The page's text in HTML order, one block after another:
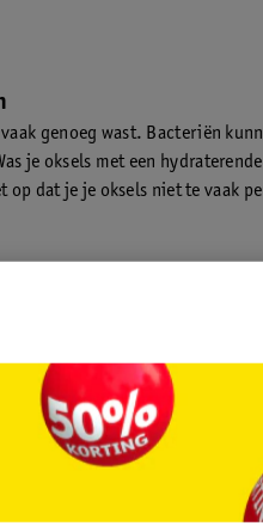
genoeg wast. Bacteriën
je oksels met een
op dat je je oksels niet te vaak
dat je je oksels glad houdt.
Zweet trekt in je kleding. Als je
kleding